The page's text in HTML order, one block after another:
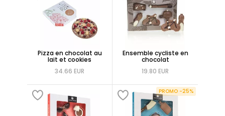
Pizza en chocolat au
lait et cookies
34.66 EUR
Ensemble cycliste en
chocolat
19.80 EUR
PROMO -25%